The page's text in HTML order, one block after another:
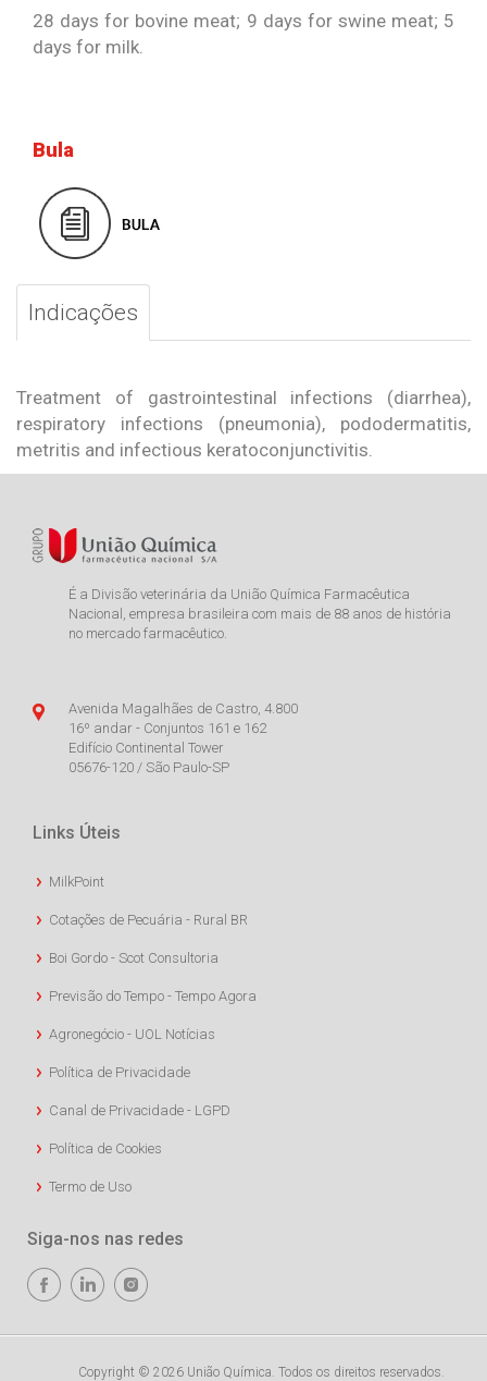
28 days for bovine meat; 9 days for swine meat; 5
days for milk.
Bula
Indicações
Treatment of gastrointestinal infections (diarrhea),
respiratory infections (pneumonia), pododermatitis,
metritis and infectious keratoconjunctivitis.
É a Divisão veterinária da União Química Farmacêutica
Nacional, empresa brasileira com mais de 88 anos de história
no mercado farmacêutico.
Avenida Magalhães de Castro, 4.800
16º andar - Conjuntos 161 e 162
Edifício Continental Tower
05676-120 / São Paulo-SP
Links Úteis
MilkPoint
Cotações de Pecuária - Rural BR
Boi Gordo - Scot Consultoria
Previsão do Tempo - Tempo Agora
Agronegócio - UOL Notícias
Política de Privacidade
Canal de Privacidade - LGPD
Política de Cookies
Termo de Uso
Siga-nos nas redes
Copyright © 2026 União Química. Todos os direitos reservados.